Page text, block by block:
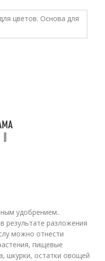
удобрением..
результате разложения
можно отнести
пищевые
шкурки, остатки овощей